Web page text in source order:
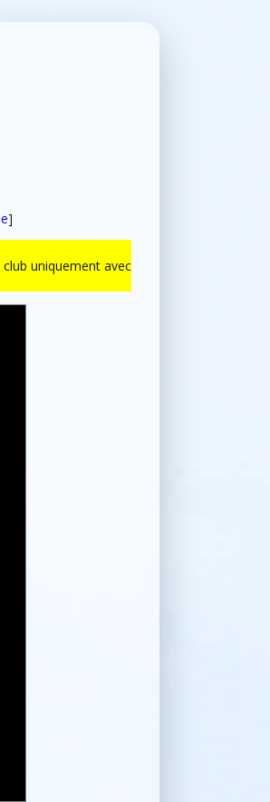
]
uniquement avec